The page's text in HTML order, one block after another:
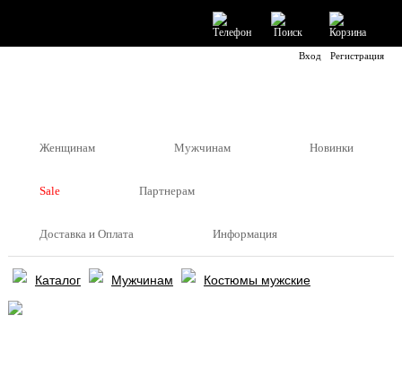
Вход Регистрация
Женщинам Мужчинам Новинки
Sale Партнерам
Доставка и Оплата Информация
Каталог Мужчинам Костюмы мужские